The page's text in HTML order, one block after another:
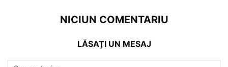
NICIUN COMENTARIU
LĂSAȚI UN MESAJ